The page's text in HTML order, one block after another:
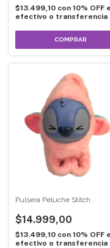
$13.499,10 con 10% OFF
efectivo o transferencia
Pulsera Peluche Stitch
$14.999,00
$13.499,10 con 10% OFF
efectivo o transferencia